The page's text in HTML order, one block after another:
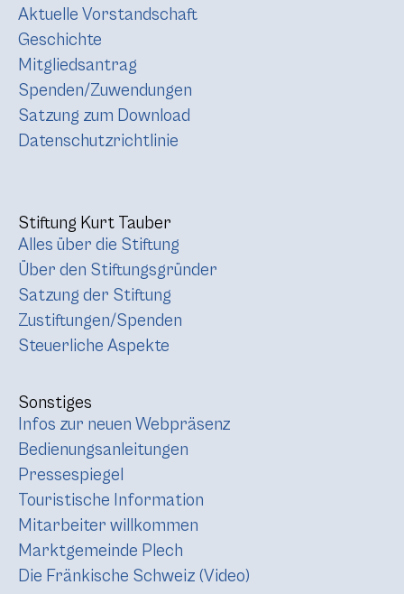
Aktuelle Vorstandschaft
Geschichte
Mitgliedsantrag
Spenden/Zuwendungen
Satzung zum Download
Datenschutzrichtlinie
Stiftung Kurt Tauber
Alles über die Stiftung
Über den Stiftungsgründer
Satzung der Stiftung
Zustiftungen/Spenden
Steuerliche Aspekte
Sonstiges
Infos zur neuen Webpräsenz
Bedienungsanleitungen
Pressespiegel
Touristische Information
Mitarbeiter willkommen
Marktgemeinde Plech
Die Fränkische Schweiz (Video)